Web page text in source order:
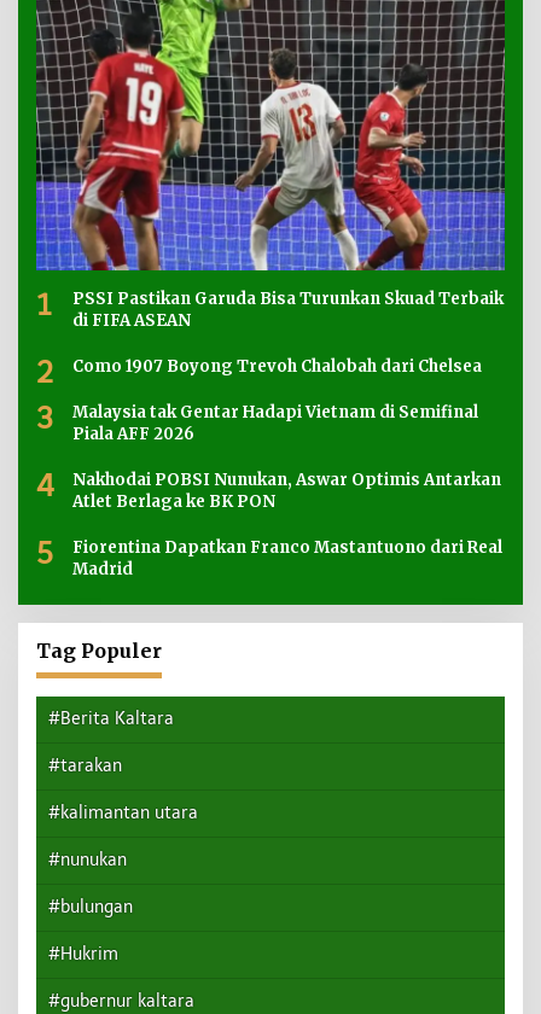
1
PSSI Pastikan Garuda Bisa Turunkan Skuad Terbaik
di FIFA ASEAN
2 Como 1907 Boyong Trevoh Chalobah dari Chelsea
3
Malaysia tak Gentar Hadapi Vietnam di Semifinal
Piala AFF 2026
4
Nakhodai POBSI Nunukan, Aswar Optimis Antarkan
Atlet Berlaga ke BK PON
5
Fiorentina Dapatkan Franco Mastantuono dari Real
Madrid
Tag Populer
#Berita Kaltara
#tarakan
#kalimantan utara
#nunukan
#bulungan
#Hukrim
#gubernur kaltara